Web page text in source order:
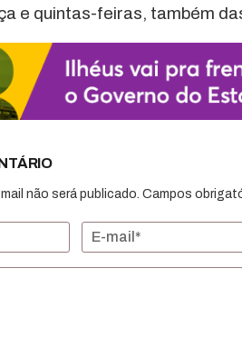
e quintas-feiras, também
não será publicado. Campos